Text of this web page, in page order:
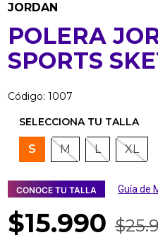
JORDAN
POLERA
SPORTS
Código:1007
S M L XL
CONOCE TU TALLA Guía de
$15.990 $25.